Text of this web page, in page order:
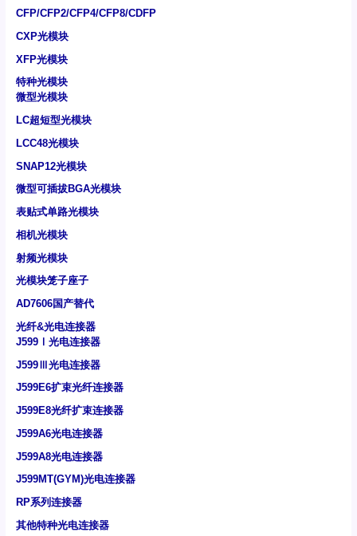
CFP/CFP2/CFP4/CFP8/CDFP
CXP光模块
XFP光模块
特种光模块
微型光模块
LC超短型光模块
LCC48光模块
SNAP12光模块
微型可插拔BGA光模块
表贴式单路光模块
相机光模块
射频光模块
光模块笼子座子
AD7606国产替代
光纤&光电连接器
J599Ⅰ光电连接器
J599Ⅲ光电连接器
J599E6扩束光纤连接器
J599E8光纤扩束连接器
J599A6光电连接器
J599A8光电连接器
J599MT(GYM)光电连接器
RP系列连接器
其他特种光电连接器